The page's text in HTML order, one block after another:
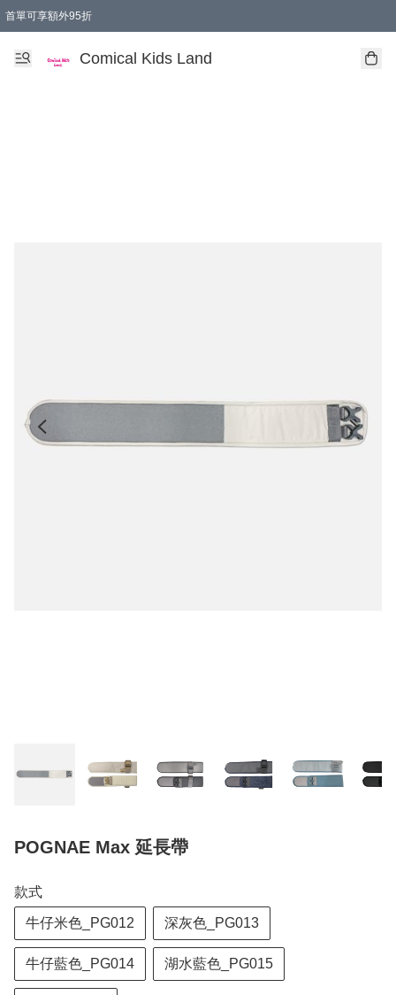
首單可享額外95折
Comical Kids Land
POGNAE Max 延長帶
款式
牛仔米色_PG012 深灰色_PG013
牛仔藍色_PG014 湖水藍色_PG015